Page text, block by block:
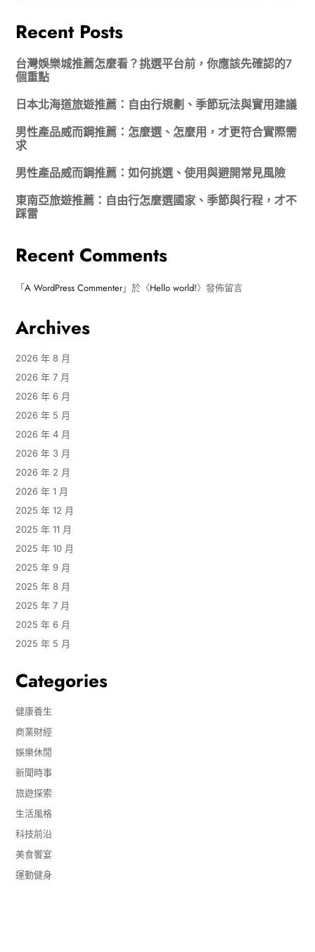
Recent Posts
台灣娛樂城推薦怎麼看？挑選平台前，你應該先確認的7
個重點
日本北海道旅遊推薦：自由行規劃、季節玩法與實用建議
男性產品威而鋼推薦：怎麼選、怎麼用，才更符合實際需
求
男性產品威而鋼推薦：如何挑選、使用與避開常見風險
東南亞旅遊推薦：自由行怎麼選國家、季節與行程，才不
踩雷
Recent Comments
「A WordPress Commenter」於〈Hello world!〉發佈留言
Archives
2026 年 8 月
2026 年 7 月
2026 年 6 月
2026 年 5 月
2026 年 4 月
2026 年 3 月
2026 年 2 月
2026 年 1 月
2025 年 12 月
2025 年 11 月
2025 年 10 月
2025 年 9 月
2025 年 8 月
2025 年 7 月
2025 年 6 月
2025 年 5 月
Categories
健康養生
商業財經
娛樂休閒
新聞時事
旅遊探索
生活風格
科技前沿
美食饗宴
運動健身